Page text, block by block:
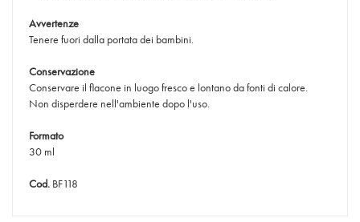
Avvertenze
Tenere fuori dalla portata dei bambini.
Conservazione
Conservare il flacone in luogo fresco e lontano da fonti di calore.
Non disperdere nell'ambiente dopo l'uso.
Formato
30 ml
Cod. BF118